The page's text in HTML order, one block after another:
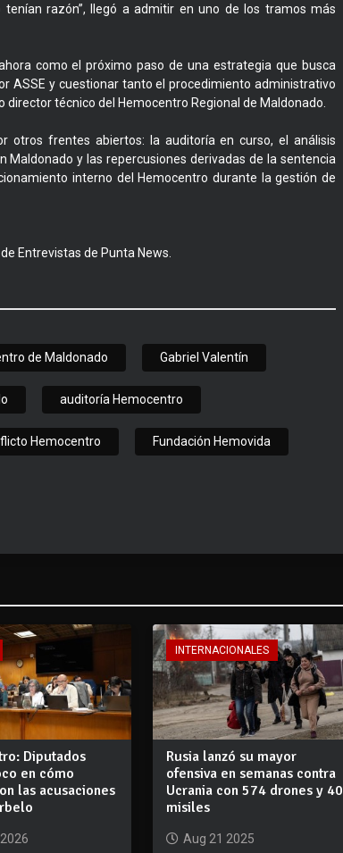
razón”, llegó a admitir en uno de los tramos más
como el próximo paso de una estrategia que busca
ASSE y cuestionar tanto el procedimiento administrativo
técnico del Hemocentro Regional de Maldonado.
otros frentes abiertos: la auditoría en curso, el análisis
Maldonado y las repercusiones derivadas de la sentencia
interno del Hemocentro durante la gestión de
Entrevistas de Punta News.
de Maldonado Gabriel Valentín
auditoría Hemocentro
Hemocentro Fundación Hemovida
Diputados
en cómo
las acusaciones
INTERNACIONALES
Rusia lanzó su mayor
ofensiva en semanas contra
Ucrania con 574 drones y 40
misiles
Aug 21 2025